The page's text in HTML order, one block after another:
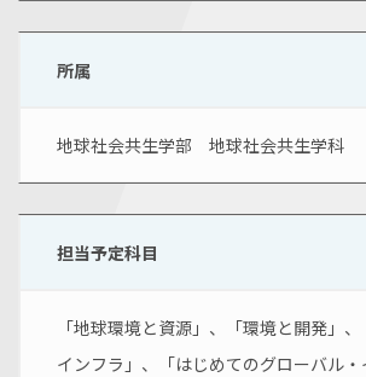
所属
地球社会共生学部　地球社会共生学科
担当予定科目
「地球環境と資源」、「環境と開発」
インフラ」、「はじめてのグローバル・